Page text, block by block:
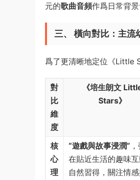
元的歌曲音頻作爲日常背景
三、 橫向對比：主流
爲了更清晰地定位《Little
對
比
維
度
《培生朗文
Stars》
核
心
理
“遊戲與故事浸潤”
在貼近生活的趣味
自然習得，關注情